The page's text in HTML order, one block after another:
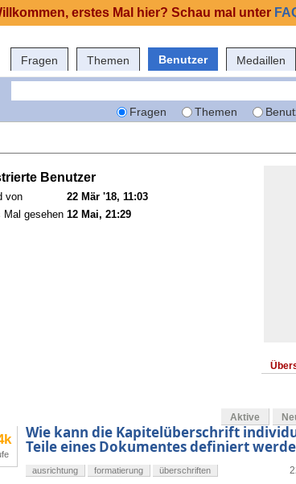
Fragen Themen Benutzer Medaillen
Fragen Themen
Benutzer
von
22 Mär '18, 11:03
Mal gesehen 12 Mai, 21:29
Aktive
Wie kann die Kapitelüberschrift
Teile eines Dokumentes definiert
ausrichtung formatierung
überschriften
erstes Mal hier? Schau mal unter